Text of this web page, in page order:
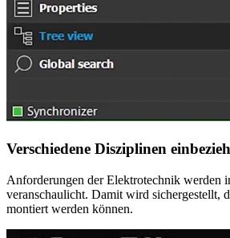
Verschiedene Disziplinen
Anforderungen der Elektrotechnik
veranschaulicht. Damit wird sichergestellt,
montiert werden können.